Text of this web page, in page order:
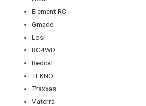
Element RC
Gmade
Losi
RC4WD
Redcat
TEKNO
Traxxas
Vaterra